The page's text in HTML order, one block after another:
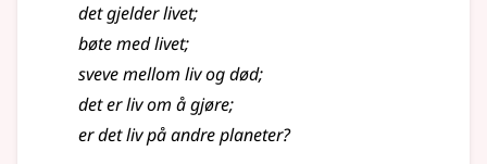
det gjelderlivet;
bøte medlivet;
sveve mellom livog død;
det er liv om å gjøre;
er det liv på andre planeter?